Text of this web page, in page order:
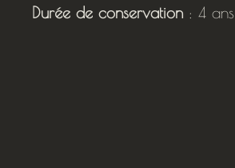
Durée de conservation : 4 ans